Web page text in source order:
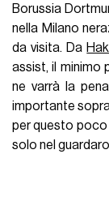
Borussia
nella Milano
da visita. Da
assist, il minimo
ne varrà la
importante
per questo poco
solo nel